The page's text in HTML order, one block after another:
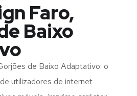
Faro,
Baixo
de Baixo Adaptativo: o
utilizadores de internet